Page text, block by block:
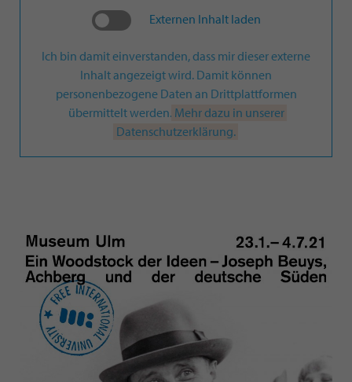
Externen Inhalt laden
Ich bin damit einverstanden, dass mir dieser externe
Inhalt angezeigt wird. Damit können
personenbezogene Daten an Drittplattformen
übermittelt werden. Mehr dazu in unserer
Datenschutzerklärung.